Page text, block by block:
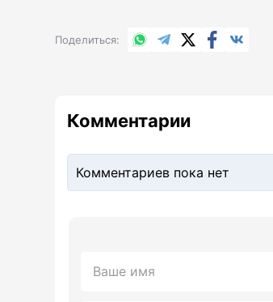
Поделиться WhatsApp
TelegramX.comFacebook
Комментарии
Комментариев пока нет